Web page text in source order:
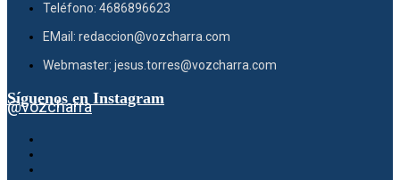
Teléfono: 4686896623
EMail: redaccion@vozcharra.com
Webmaster: jesus.torres@vozcharra.com
Síguenos en Instagram
@vozcharra